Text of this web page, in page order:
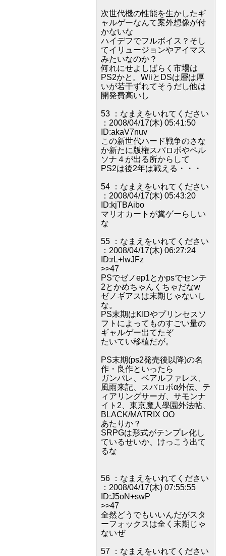
次世代機の性能を生かしたギ
ャルゲーなんて案外想像が付
かないな
ハイデフでフルボイス？そし
てイリュージョンやアイマス
みたいなのか？
何れにせよしばらく市場は
PS2かと。WiiとDSは層は厚
いが若干ずれてそうだし他は
開発費高いし
53 ：なまえをいれてください
：2008/04/17(木) 05:41:50
ID:akaV7nuv
この新世代ハード戦争のさな
か新たに版権スパロボやペル
ソナ４が出る所からして
PS2は後2年は戦える・・・
54 ：なまえをいれてください
：2008/04/17(木) 05:43:20
ID:kjTBAibo
マリオカートが糞ゲーらしい
な
55 ：なまえをいれてください
：2008/04/17(木) 06:27:24
ID:rL+IwJFz
>>47
PSでゼノep1とかpsでセンチ
2とかめちゃんくちゃだなw
ゼノギアスは末期じゃないし
な。
PS末期はKIDやプリンセスソ
フトによってものすごい量の
ギャルゲー出てたぞ
たいてい移植だが。
PS末期(ps2発売後以降)の名
作・良作といったら
ガンパレ、ベアルファレス、
風雨来記、スパロボα外伝、テ
ィアリングサーガ、サモンナ
イト2、東京魔人學園外法帖、
BLACK/MATRIX OO
あたりか？
SRPGは形式がテンプレ化し
ているせいか、けっこう出て
るな
56 ：なまえをいれてください
：2008/04/17(木) 07:55:55
ID:J5oN+swP
>>47
全然どうでもいいんだがスタ
ーフォックスは全く末期じゃ
ないぜ
57 ：なまえをいれてください